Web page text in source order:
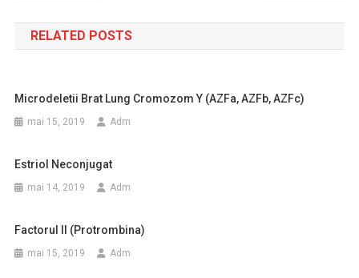
în
articole
RELATED POSTS
Microdeletii Brat Lung Cromozom Y (AZFa, AZFb, AZFc)
mai 15, 2019 Adm
Estriol Neconjugat
mai 14, 2019 Adm
Factorul II (protrombina)
mai 15, 2019 Adm